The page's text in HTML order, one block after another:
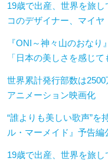
19歳で出産、世界を旅
コのデザイナー、マイヤ
『ONI～神々山のおな
「日本の美しさを感じ
世界累計発行部数は
アニメーション映画化
“誰よりも美しい歌声”を
ル・マーメイド』予告編
19歳で出産、世界を旅